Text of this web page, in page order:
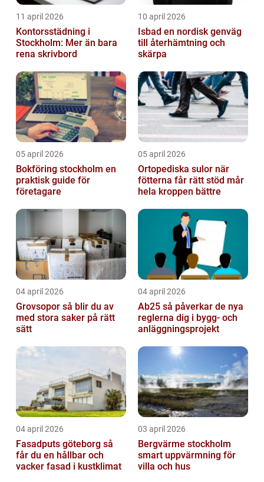
11 april 2026
Kontorsstädning i
Stockholm: Mer än bara
rena skrivbord
10 april 2026
Isbad en nordisk genväg
till återhämtning och
skärpa
05 april 2026
Bokföring stockholm en
praktisk guide för
företagare
05 april 2026
Ortopediska sulor när
fötterna får rätt stöd mår
hela kroppen bättre
04 april 2026
Grovsopor så blir du av
med stora saker på rätt
sätt
04 april 2026
Ab25 så påverkar de nya
reglerna dig i bygg- och
anläggningsprojekt
04 april 2026
Fasadputs göteborg så
får du en hållbar och
vacker fasad i kustklimat
03 april 2026
Bergvärme stockholm
smart uppvärmning för
villa och hus